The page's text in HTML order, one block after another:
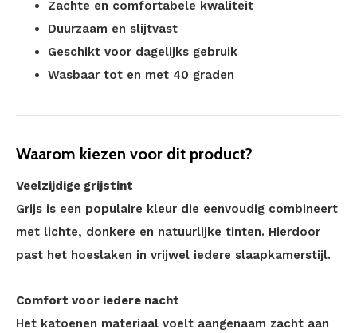
Zachte en comfortabele kwaliteit
Duurzaam en slijtvast
Geschikt voor dagelijks gebruik
Wasbaar tot en met 40 graden
Waarom kiezen voor dit product?
Veelzijdige grijstint
Grijs is een populaire kleur die eenvoudig combineert
met lichte, donkere en natuurlijke tinten. Hierdoor
past het hoeslaken in vrijwel iedere slaapkamerstijl.
Comfort voor iedere nacht
Het katoenen materiaal voelt aangenaam zacht aan